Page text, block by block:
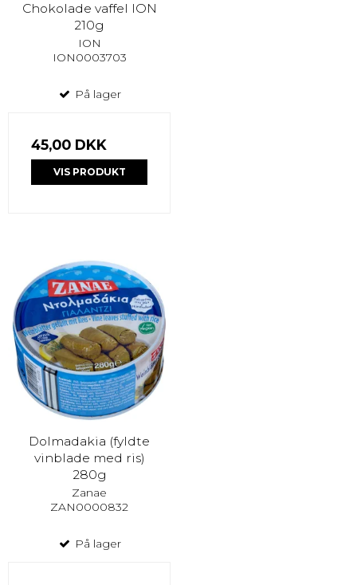
Chokolade vaffel ION
210g
ION
ION0003703
På lager
45,00 DKK
VIS PRODUKT
Dolmadakia (fyldte
vinblade med ris)
280g
Zanae
ZAN0000832
På lager